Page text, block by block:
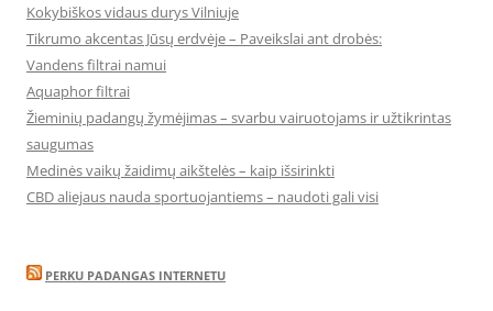
Kokybiškos vidaus durys Vilniuje
Tikrumo akcentas Jūsų erdvėje – Paveikslai ant drobės:
Vandens filtrai namui
Aquaphor filtrai
Žieminių padangų žymėjimas – svarbu vairuotojams ir užtikrintas
saugumas
Medinės vaikų žaidimų aikštelės – kaip išsirinkti
CBD aliejaus nauda sportuojantiems – naudoti gali visi
PERKU PADANGAS INTERNETU